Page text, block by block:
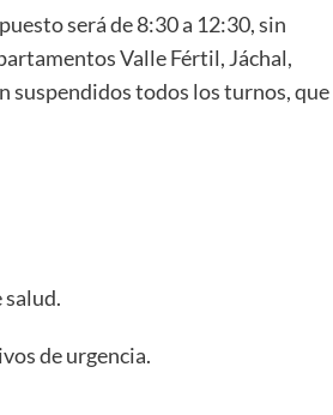
será de 8:30 a 12:30, sin
Valle Fértil, Jáchal,
suspendidos todos los turnos, que
de urgencia.